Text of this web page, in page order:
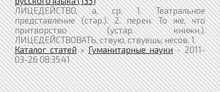
ЛИЦЕДЕЙСТВО, а, ср. 1. Театральное
представление (стар.). 2. перен. То же, что
притворство (устар. книжн.).
ЛИЦЕДЕЙСТВОВАТЬ, ствую, ствуешь; несов. 1.
Каталог статей»Гуманитарные науки- 2011-
03-26 08:35:41